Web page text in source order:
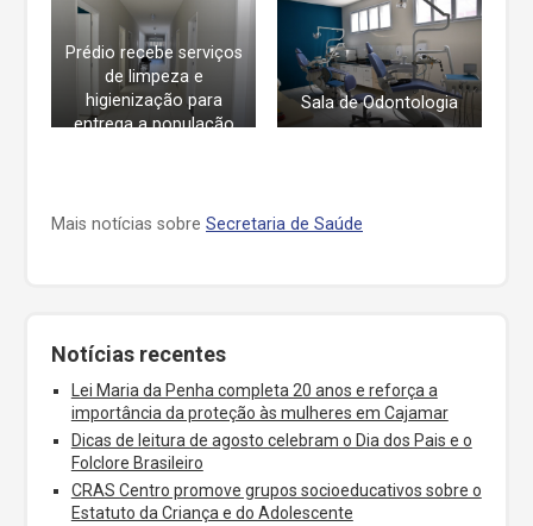
Prédio recebe serviços
de limpeza e
higienização para
entrega a população
Sala de Odontologia
Mais notícias sobre Secretaria de Saúde
Notícias recentes
Lei Maria da Penha completa 20 anos e reforça a
importância da proteção às mulheres em Cajamar
Dicas de leitura de agosto celebram o Dia dos Pais e o
Folclore Brasileiro
CRAS Centro promove grupos socioeducativos sobre o
Estatuto da Criança e do Adolescente